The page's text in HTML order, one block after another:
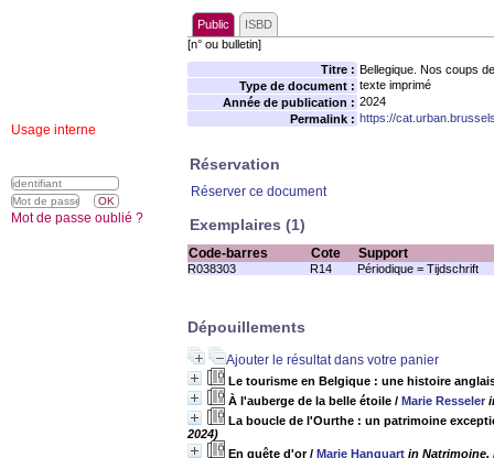
Public
ISBD
[n° ou bulletin]
Titre : Bellegique. Nos coups
Type de document : texte imprimé
Année de publication : 2024
Permalink : https://
Réservation
Réserver ce document
Exemplaires (1)
Code-barres Cote Support
R038303 R14 Périodique = Tijdschrift
Dépouillements
Ajouter le résultat dans votre panier
Le tourisme en Belgique : une histoire
À l'auberge de la belle étoile / Marie Resseler
La boucle de l'Ourthe : un patrimoine
2024)
En quête d'or/ Marie Hanquart in Natrimoine,
Usage interne
Mot de passe oublié ?